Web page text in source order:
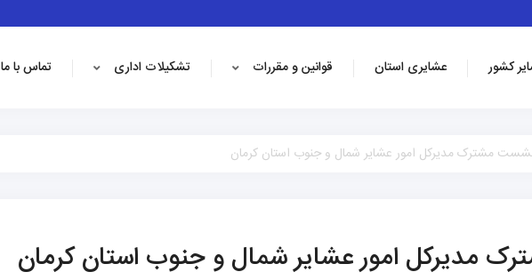
کشور عشایری استان قوانین و مقررات تشکیلات اداری تماس با ما
مشترک مدیرکل امور عشایر شمال و جنوب استان کرمان
مدیرکل امور عشایر شمال و جنوب استان کرمان